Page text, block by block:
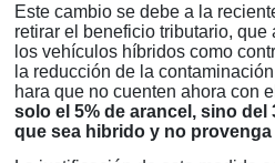
Este cambio se debe a la
retirar el beneficio tributario, que
los vehículos híbridos como
la reducción de la
hara que no cuenten ahora con
solo el 5% de arancel, sino
que sea hibrido y no